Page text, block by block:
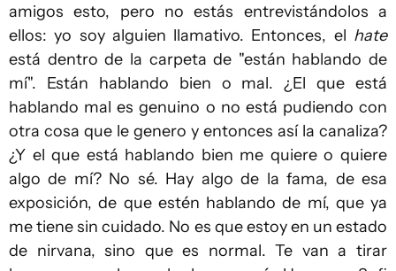
amigos esto, pero no estás entrevistándolos a
ellos: yo soy alguien llamativo. Entonces, el hate
está dentro de la carpeta de "están hablando de
mí". Están hablando bien o mal. ¿El que está
hablando mal es genuino o no está pudiendo con
otra cosa que le genero y entonces así la canaliza?
¿Y el que está hablando bien me quiere o quiere
algo de mí? No sé. Hay algo de la fama, de esa
exposición, de que estén hablando de mí, que ya
me tiene sin cuidado. No es que estoy en un estado
de nirvana, sino que es normal. Te van a tirar